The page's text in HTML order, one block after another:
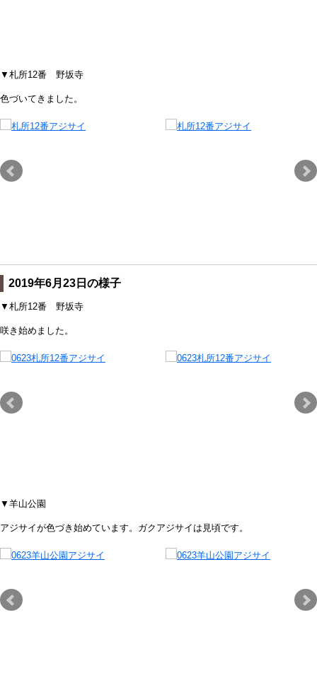
▼札所12番 野坂寺
色づいてきました。
2019年6月23日の様子
▼札所12番 野坂寺
咲き始めました。
▼羊山公園
アジサイが色づき始めています。ガクアジサイは見頃です。